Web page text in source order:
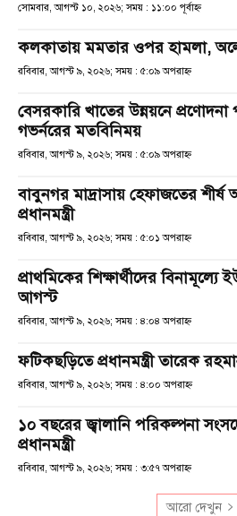
সোমবার, আগস্ট ১০, ২০২৬; সময় : ১১:০০ পূর্বাহ্ণ
কলকাতায় মমতার ওপর হামলা,
রবিবার, আগস্ট ৯, ২০২৬; সময় : ৫:০৯ অপরাহ্ণ
বেসরকারি খাতের উন্নয়নে প্রণোদনা
গভর্নরের মতবিনিময়
রবিবার, আগস্ট ৯, ২০২৬; সময় : ৫:০৯ অপরাহ্ণ
বাবুনগর মাদ্রাসায় হেফাজতের
প্রধানমন্ত্রী
রবিবার, আগস্ট ৯, ২০২৬; সময় : ৫:০১ অপরাহ্ণ
প্রাথমিকের শিক্ষার্থীদের
আগস্ট
রবিবার, আগস্ট ৯, ২০২৬; সময় : ৪:০৪ অপরাহ্ণ
ফটিকছড়িতে প্রধানমন্ত্রী তারেক
রবিবার, আগস্ট ৯, ২০২৬; সময় : ৪:০০ অপরাহ্ণ
১০ বছরের জ্বালানি পরিকল্পনা
প্রধানমন্ত্রী
রবিবার, আগস্ট ৯, ২০২৬; সময় : ৩:৫৭ অপরাহ্ণ
আরো দেখুন